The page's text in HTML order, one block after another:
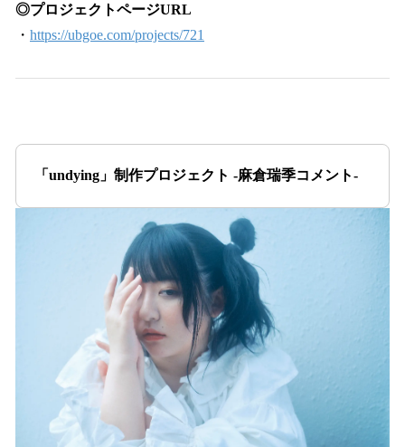
◎プロジェクトページURL
・ https://ubgoe.com/projects/721
「undying」制作プロジェクト -麻倉瑞季コメント-